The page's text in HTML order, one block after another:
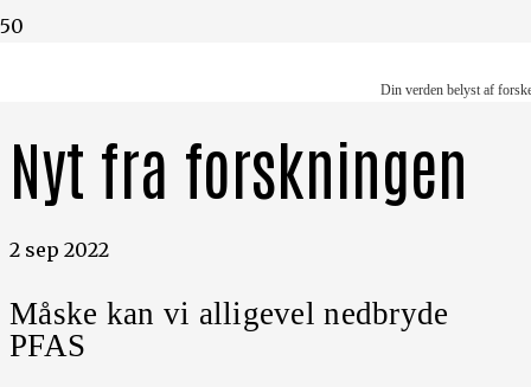
Din verden belyst af
Nyt fra forskningen
2 sep 2022
Måske kan vi alligevel nedbryde
PFAS